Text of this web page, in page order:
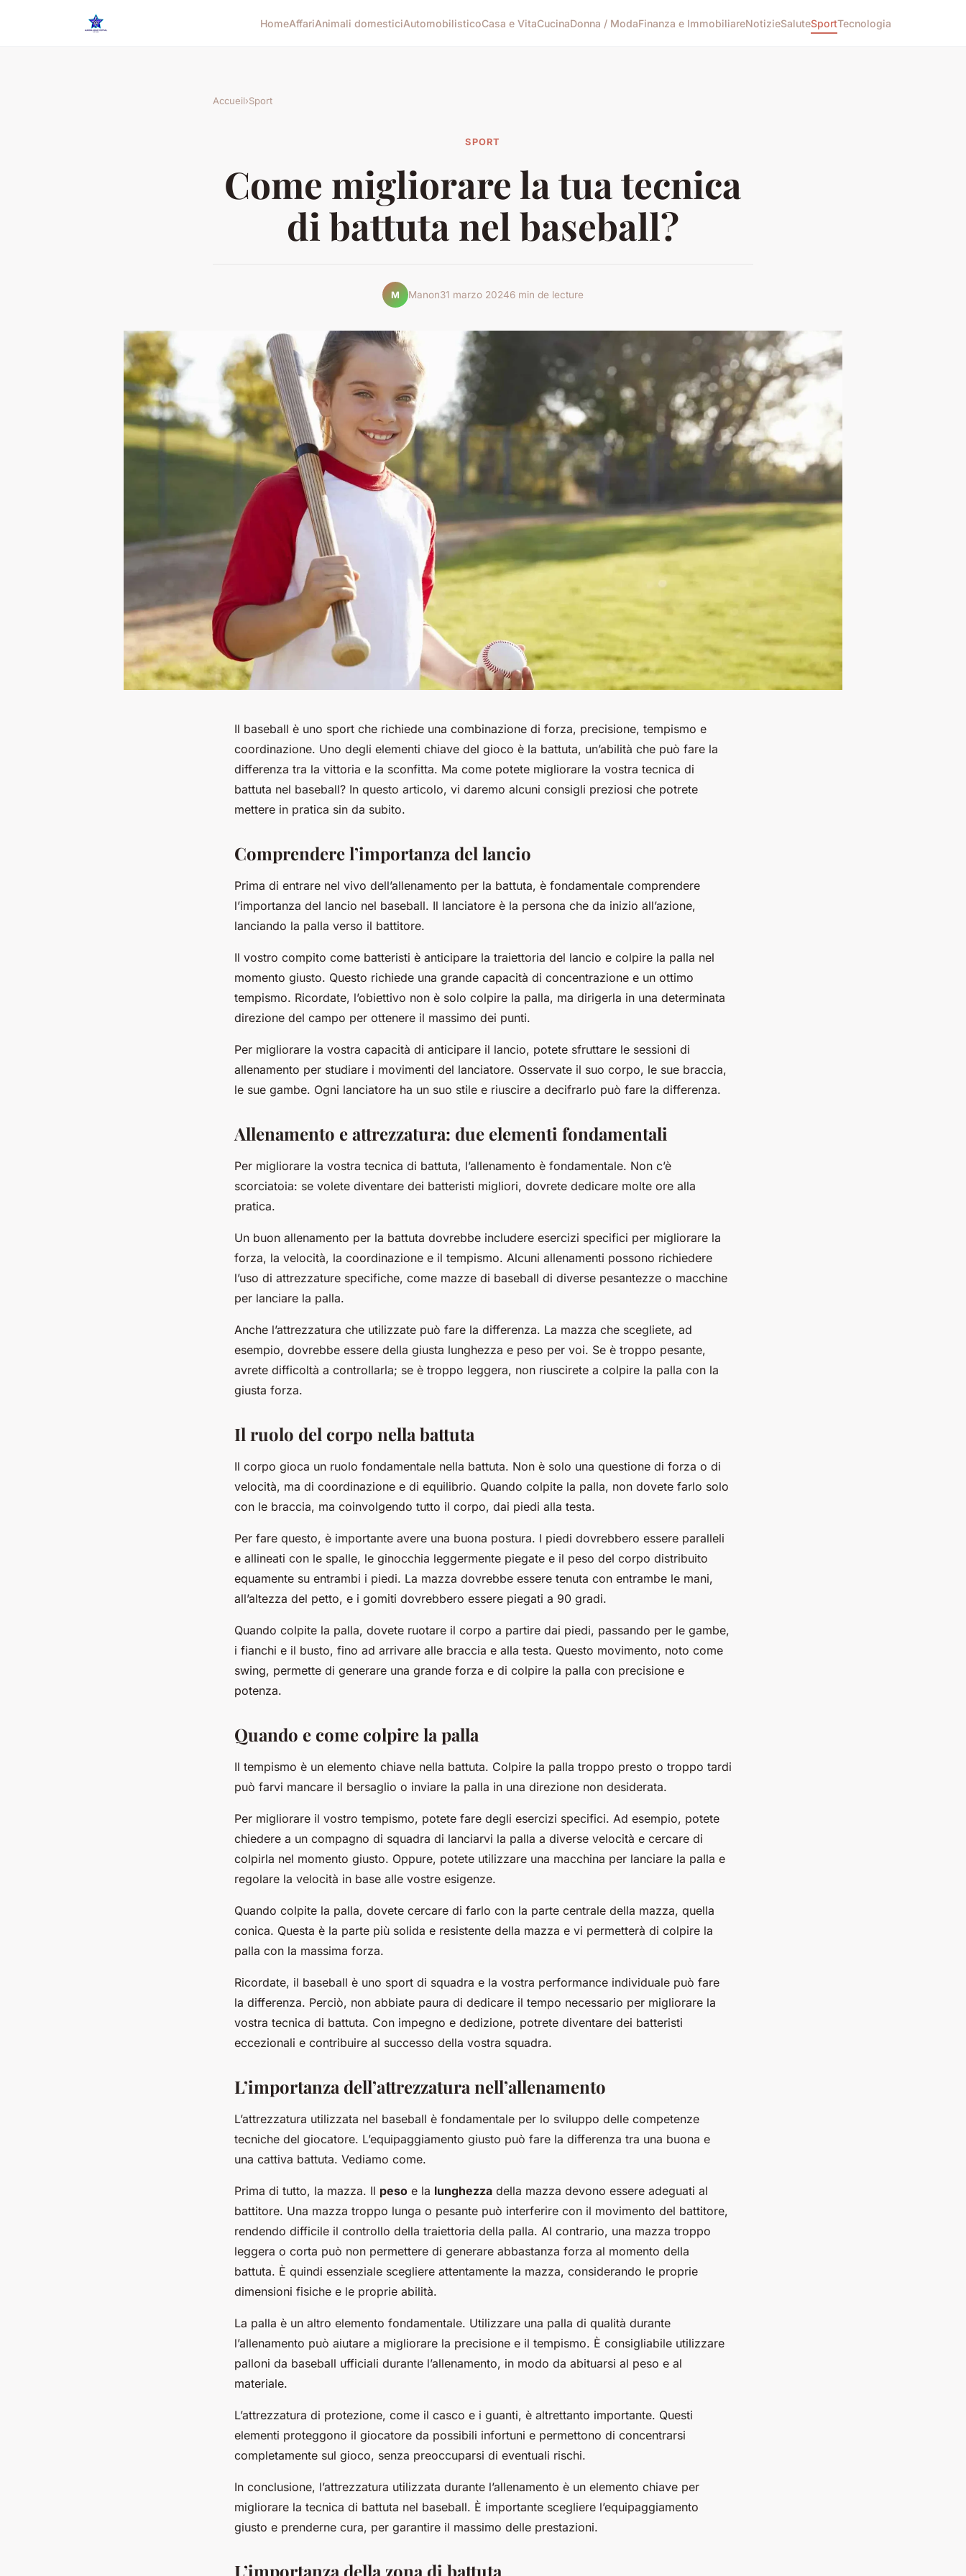
HomeAffariAnimali domesticiAutomobilisticoCasa e VitaCucinaDonna / ModaFinanza e ImmobiliareNotizieSaluteSportTecnologia
Accueil›Sport
SPORT
Come migliorare la tua tecnica
di battuta nel baseball?
M Manon31 marzo 20246 min de lecture
Il baseball è uno sport che richiede una combinazione di forza, precisione, tempismo e
coordinazione. Uno degli elementi chiave del gioco è la battuta, un’abilità che può fare la
differenza tra la vittoria e la sconfitta. Ma come potete migliorare la vostra tecnica di
battuta nel baseball? In questo articolo, vi daremo alcuni consigli preziosi che potrete
mettere in pratica sin da subito.
Comprendere l’importanza del lancio
Prima di entrare nel vivo dell’allenamento per la battuta, è fondamentale comprendere
l’importanza del lancio nel baseball. Il lanciatore è la persona che da inizio all’azione,
lanciando la palla verso il battitore.
Il vostro compito come batteristi è anticipare la traiettoria del lancio e colpire la palla nel
momento giusto. Questo richiede una grande capacità di concentrazione e un ottimo
tempismo. Ricordate, l’obiettivo non è solo colpire la palla, ma dirigerla in una determinata
direzione del campo per ottenere il massimo dei punti.
Per migliorare la vostra capacità di anticipare il lancio, potete sfruttare le sessioni di
allenamento per studiare i movimenti del lanciatore. Osservate il suo corpo, le sue braccia,
le sue gambe. Ogni lanciatore ha un suo stile e riuscire a decifrarlo può fare la differenza.
Allenamento e attrezzatura: due elementi fondamentali
Per migliorare la vostra tecnica di battuta, l’allenamento è fondamentale. Non c’è
scorciatoia: se volete diventare dei batteristi migliori, dovrete dedicare molte ore alla
pratica.
Un buon allenamento per la battuta dovrebbe includere esercizi specifici per migliorare la
forza, la velocità, la coordinazione e il tempismo. Alcuni allenamenti possono richiedere
l’uso di attrezzature specifiche, come mazze di baseball di diverse pesantezze o macchine
per lanciare la palla.
Anche l’attrezzatura che utilizzate può fare la differenza. La mazza che scegliete, ad
esempio, dovrebbe essere della giusta lunghezza e peso per voi. Se è troppo pesante,
avrete difficoltà a controllarla; se è troppo leggera, non riuscirete a colpire la palla con la
giusta forza.
Il ruolo del corpo nella battuta
Il corpo gioca un ruolo fondamentale nella battuta. Non è solo una questione di forza o di
velocità, ma di coordinazione e di equilibrio. Quando colpite la palla, non dovete farlo solo
con le braccia, ma coinvolgendo tutto il corpo, dai piedi alla testa.
Per fare questo, è importante avere una buona postura. I piedi dovrebbero essere paralleli
e allineati con le spalle, le ginocchia leggermente piegate e il peso del corpo distribuito
equamente su entrambi i piedi. La mazza dovrebbe essere tenuta con entrambe le mani,
all’altezza del petto, e i gomiti dovrebbero essere piegati a 90 gradi.
Quando colpite la palla, dovete ruotare il corpo a partire dai piedi, passando per le gambe,
i fianchi e il busto, fino ad arrivare alle braccia e alla testa. Questo movimento, noto come
swing, permette di generare una grande forza e di colpire la palla con precisione e
potenza.
Quando e come colpire la palla
Il tempismo è un elemento chiave nella battuta. Colpire la palla troppo presto o troppo tardi
può farvi mancare il bersaglio o inviare la palla in una direzione non desiderata.
Per migliorare il vostro tempismo, potete fare degli esercizi specifici. Ad esempio, potete
chiedere a un compagno di squadra di lanciarvi la palla a diverse velocità e cercare di
colpirla nel momento giusto. Oppure, potete utilizzare una macchina per lanciare la palla e
regolare la velocità in base alle vostre esigenze.
Quando colpite la palla, dovete cercare di farlo con la parte centrale della mazza, quella
conica. Questa è la parte più solida e resistente della mazza e vi permetterà di colpire la
palla con la massima forza.
Ricordate, il baseball è uno sport di squadra e la vostra performance individuale può fare
la differenza. Perciò, non abbiate paura di dedicare il tempo necessario per migliorare la
vostra tecnica di battuta. Con impegno e dedizione, potrete diventare dei batteristi
eccezionali e contribuire al successo della vostra squadra.
L’importanza dell’attrezzatura nell’allenamento
L’attrezzatura utilizzata nel baseball è fondamentale per lo sviluppo delle competenze
tecniche del giocatore. L’equipaggiamento giusto può fare la differenza tra una buona e
una cattiva battuta. Vediamo come.
Prima di tutto, la mazza. Il peso e la lunghezza della mazza devono essere adeguati al
battitore. Una mazza troppo lunga o pesante può interferire con il movimento del battitore,
rendendo difficile il controllo della traiettoria della palla. Al contrario, una mazza troppo
leggera o corta può non permettere di generare abbastanza forza al momento della
battuta. È quindi essenziale scegliere attentamente la mazza, considerando le proprie
dimensioni fisiche e le proprie abilità.
La palla è un altro elemento fondamentale. Utilizzare una palla di qualità durante
l’allenamento può aiutare a migliorare la precisione e il tempismo. È consigliabile utilizzare
palloni da baseball ufficiali durante l’allenamento, in modo da abituarsi al peso e al
materiale.
L’attrezzatura di protezione, come il casco e i guanti, è altrettanto importante. Questi
elementi proteggono il giocatore da possibili infortuni e permettono di concentrarsi
completamente sul gioco, senza preoccuparsi di eventuali rischi.
In conclusione, l’attrezzatura utilizzata durante l’allenamento è un elemento chiave per
migliorare la tecnica di battuta nel baseball. È importante scegliere l’equipaggiamento
giusto e prenderne cura, per garantire il massimo delle prestazioni.
L’importanza della zona di battuta